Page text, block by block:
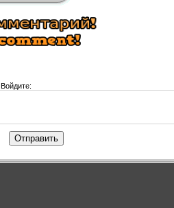
Войдите:
Отправить